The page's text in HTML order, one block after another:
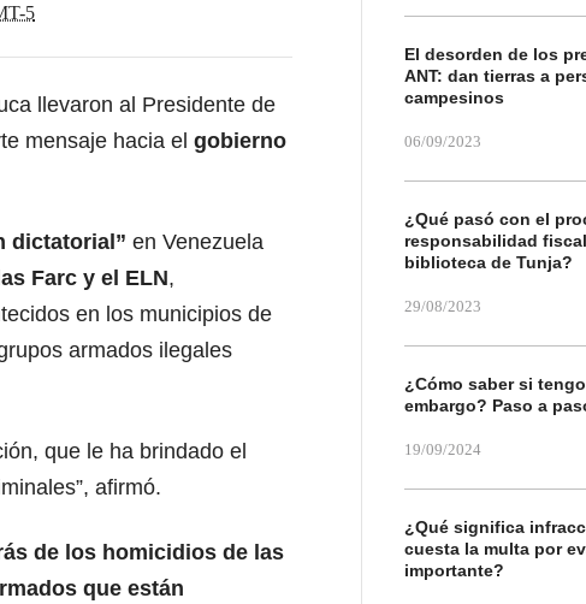
5
llevaron al Presidente de
mensaje hacia el gobierno
dictatorial” en Venezuela
Farc y el ELN,
en los municipios de
armados ilegales
que le ha brindado el
afirmó.
de los homicidios de las
que están
El desorden de los
ANT: dan tierras a
campesinos
06/09/2023
¿Qué pasó con el
responsabilidad
biblioteca de Tunja?
29/08/2023
¿Cómo saber si
embargo? Paso a
19/09/2024
¿Qué significa
cuesta la multa por
importante?